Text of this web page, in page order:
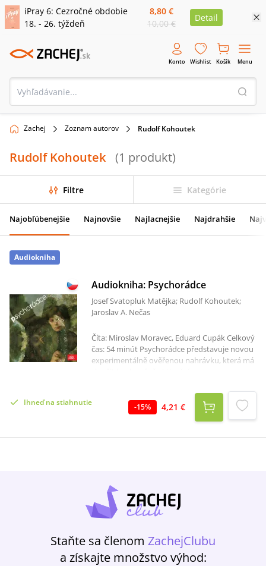
iPray 6: Cezročné obdobie
18. - 26. týždeň
8,80 €
10,00 €
Detail
Konto Wishlist Košík Menu
Zachej Zoznam autorov Rudolf Kohoutek
Rudolf Kohoutek (1 produkt)
Filtre Kategórie
Najobľúbenejšie Najnovšie Najlacnejšie Najdrahšie
Audiokniha
Audiokniha: Psychorádce
Josef Svatopluk Matějka; Rudolf Kohoutek;
Jaroslav A. Nečas
Číta: Miroslav Moravec, Eduard Cupák Celkový
čas: 54 minút Psychorádce představuje novou
experimentálně ověřenou nahrávku, která má
kdykoli v průběhu dne. Před poslechem
nahrávky pohodlně usedněte do křesla nebo
ulehněte, uvolněte se, zavřete oči a
část regenerační, která napomáhá k navození
Ihneď na stiahnutie -15% 4,21 €
Staňte sa členom ZachejClubu
a získajte množstvo výhod: